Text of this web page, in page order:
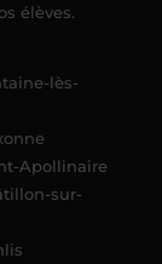
élèves.
lès-
Apollinaire
sur-